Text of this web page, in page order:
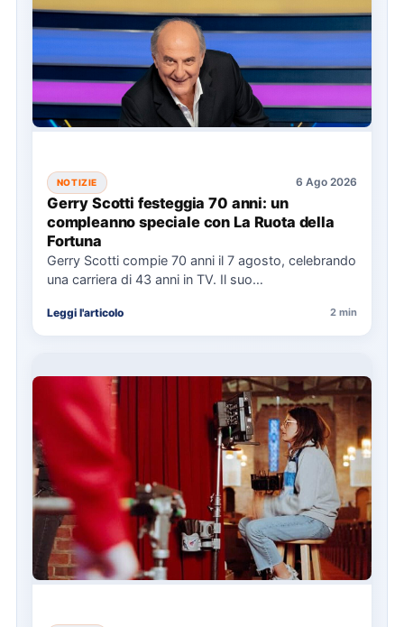
NOTIZIE 6 Ago 2026
Gerry Scotti festeggia 70 anni: un
compleanno speciale con La Ruota della
Fortuna
Gerry Scotti compie 70 anni il 7 agosto, celebrando
una carriera di 43 anni in TV. Il suo…
Leggi l'articolo 2 min